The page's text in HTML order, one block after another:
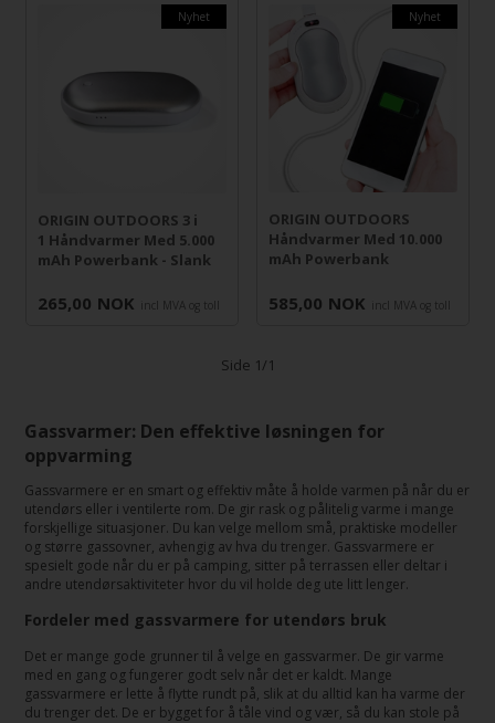
Nyhet
ORIGIN OUTDOORS 3 i
1 Håndvarmer Med 5.000
mAh Powerbank - Slank
265,00 NOK incl MVA og toll
Nyhet
ORIGIN OUTDOORS
Håndvarmer Med 10.000
mAh Powerbank
585,00 NOK incl MVA og toll
Side 1/1
Gassvarmer: Den effektive løsningen for
oppvarming
Gassvarmere er en smart og effektiv måte å holde varmen på når du er
utendørs eller i ventilerte rom. De gir rask og pålitelig varme i mange
forskjellige situasjoner. Du kan velge mellom små, praktiske modeller
og større gassovner, avhengig av hva du trenger. Gassvarmere er
spesielt gode når du er på camping, sitter på terrassen eller deltar i
andre utendørsaktiviteter hvor du vil holde deg ute litt lenger.
Fordeler med gassvarmere for utendørs bruk
Det er mange gode grunner til å velge en gassvarmer. De gir varme
med en gang og fungerer godt selv når det er kaldt. Mange
gassvarmere er lette å flytte rundt på, slik at du alltid kan ha varme der
du trenger det. De er bygget for å tåle vind og vær, så du kan stole på